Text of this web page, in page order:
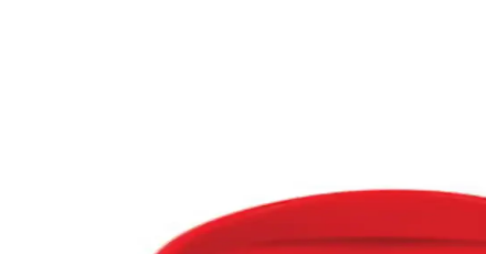
2025'te Crocs Numara Seçiminde Yanılmamanız
Crocs numara seçiminin inceliklerini öğrenin, ayak konforunuzu
2025'te Crocs Yazılı Terliklerle Konfor ve Şıklıkta
2025'in en rahat ve şık Crocs yazılı terlik modellerini keşfedin.